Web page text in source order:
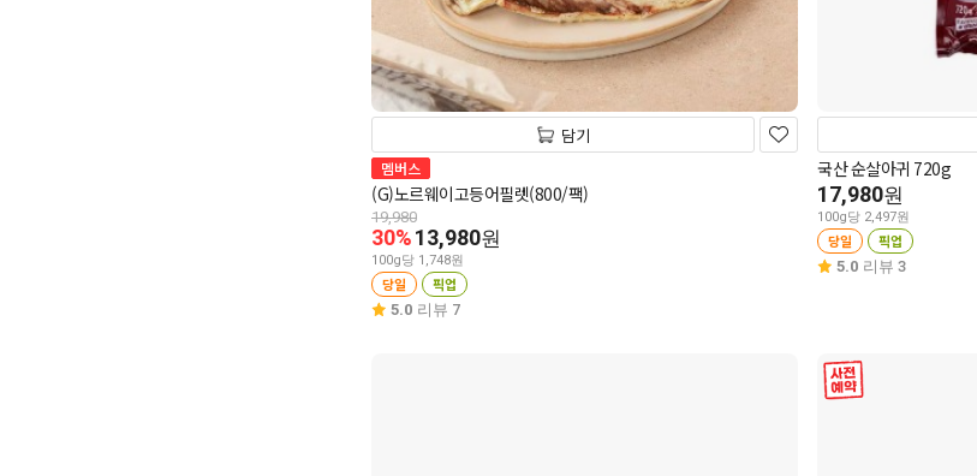
담기
멤버스
(G)노르웨이고등어필렛(800/팩)
19,980
30%13,980원
100g당 1,748원
당일 픽업
5.0 리뷰 7
국산 순살아귀 720g
17,980원
100g당 2,497원
당일 픽업
5.0 리뷰 3